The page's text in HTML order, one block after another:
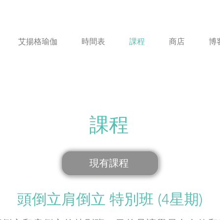
艾揚格瑜伽 時間表 課程 商店 博
課程
現有課程
頭倒立肩倒立 特別班 (4星期)